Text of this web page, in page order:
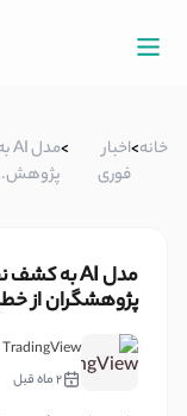
خانه>اخبار
فوری
>
پژوهشگران از
TradingView
2 ماه قبل